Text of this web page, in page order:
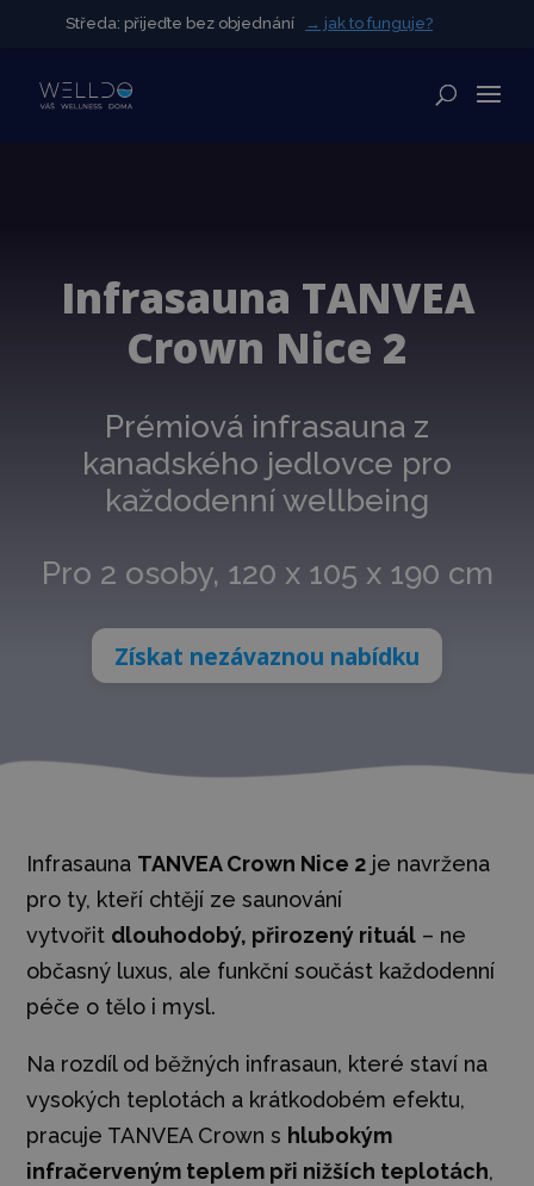
Infrasauna TANVEA
Crown Nice 2
Prémiová infrasauna z
kanadského jedlovce pro
každodenní wellbeing
Pro 2 osoby, 120 x 105 x 190 cm
Získat nezávaznou nabídku
Infrasauna TANVEA Crown Nice 2 je navržena
pro ty, kteří chtějí ze saunování
vytvořit dlouhodobý, přirozený rituál – ne
občasný luxus, ale funkční součást každodenní
péče o tělo i mysl.
Na rozdíl od běžných infrasaun, které staví na
vysokých teplotách a krátkodobém efektu,
pracuje TANVEA Crown s hlubokým
infračerveným teplem při nižších teplotách,
Středa: přijeďte bez objednání → jak to funguje?
Středa: přijeďte bez objednání → jak to funguje?